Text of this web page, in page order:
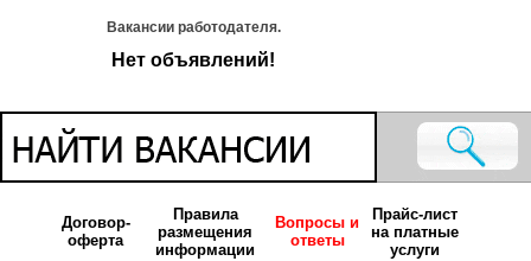
Вакансии работодателя.
Нет объявлений!
Договор-
оферта
Правила
размещения
информации
Вопросы и
ответы
Прайс-лист
на платные
услуги